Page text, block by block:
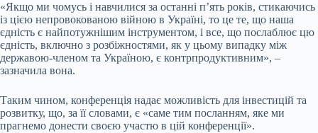
«Якщо ми чомусь і навчилися за останні п’ять років, стикаючись
із цією непровокованою війною в Україні, то це те, що наша
єдність є найпотужнішим інструментом, і все, що послаблює цю
єдність, включно з розбіжностями, як у цьому випадку між
державою-членом та Україною, є контрпродуктивним», –
зазначила вона.
Таким чином, конференція надає можливість для інвестицій та
розвитку, що, за її словами, є «саме тим посланням, яке ми
прагнемо донести своєю участю в цій конференції».